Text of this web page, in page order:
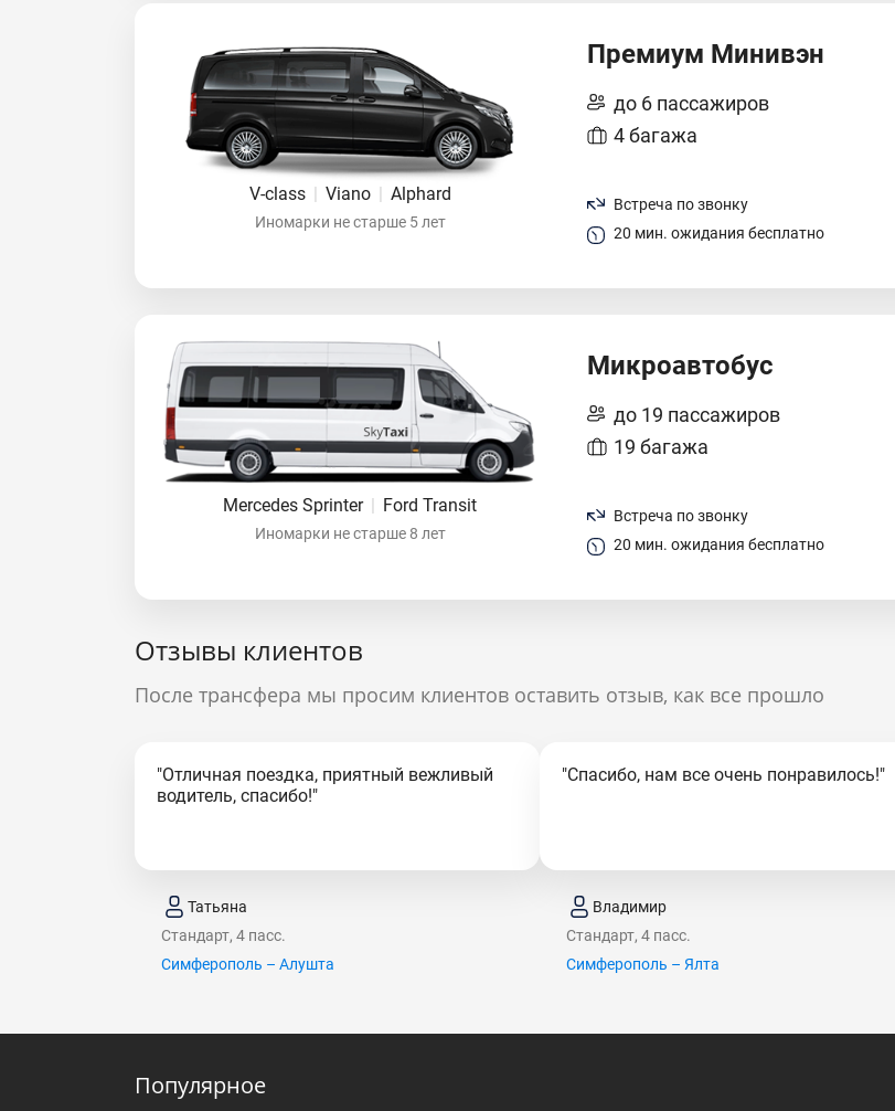
V-class | Viano | Alphard
Иномарки не старше 5 лет
Премиум Минивэн
до 6 пассажиров
4 багажа
Встреча по звонку
20 мин. ожидания бесплатно
Mercedes Sprinter | Ford Transit
Иномарки не старше 8 лет
Микроавтобус
до 19 пассажиров
19 багажа
Встреча по звонку
20 мин. ожидания бесплатно
Отзывы клиентов
После трансфера мы просим клиентов оставить отзыв, как все прошло
"Отличная поездка, приятный вежливый
водитель, спасибо!"
Татьяна
Стандарт, 4 пасс.
Симферополь – Алушта
"Спасибо, нам все очень понравилось!"
Владимир
Стандарт, 4 пасс.
Симферополь – Ялта
Популярное